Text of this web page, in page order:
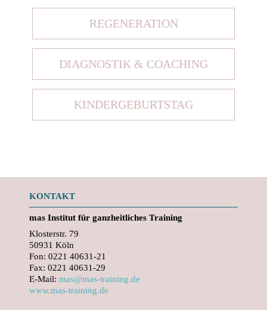
REGENERATION
DIAGNOSTIK & COACHING
KINDERGEBURTSTAG
KONTAKT
mas Institut für ganzheitliches Training
Klosterstr. 79
50931 Köln
Fon: 0221 40631-21
Fax: 0221 40631-29
E-Mail: mas@mas-training.de
www.mas-training.de